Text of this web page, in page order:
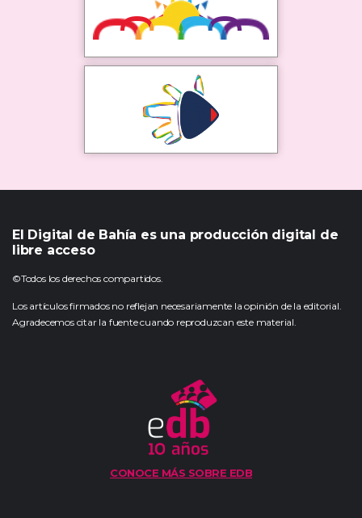
El Digital de Bahía es una producción digital de
libre acceso
©Todos los derechos compartidos.
Los artículos firmados no reflejan necesariamente la opinión de la editorial.
Agradecemos citar la fuente cuando reproduzcan este material.
CONOCE MÁS SOBRE EDB